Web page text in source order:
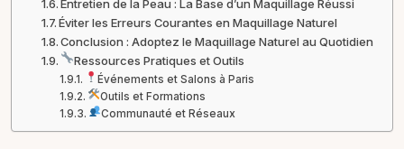
Entretien de la Peau : La Base d’un Maquillage Réussi
Éviter les Erreurs Courantes en Maquillage Naturel
Conclusion : Adoptez le Maquillage Naturel au Quotidien
Ressources Pratiques et Outils
Événements et Salons à Paris
Outils et Formations
Communauté et Réseaux